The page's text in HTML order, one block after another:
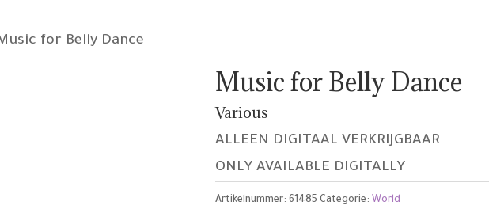
for Belly Dance
Music for Belly Dance
Various
ALLEEN DIGITAAL VERKRIJGBAAR
ONLY AVAILABLE DIGITALLY
Artikelnummer: 61485 Categorie: World